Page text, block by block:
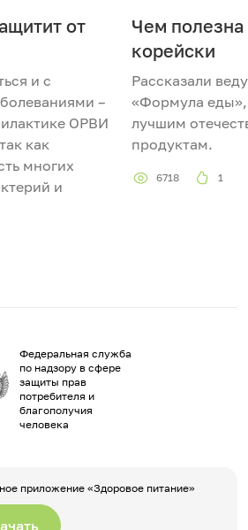
от
и с
–
ОРВИ
как
многих
и
Чем
корейски
Рассказали
«Формула
лучшим
продуктам.
6718 1
Федеральная служба
по надзору в сфере
защиты прав
потребителя и
благополучия
человека
приложение «Здоровое питание»